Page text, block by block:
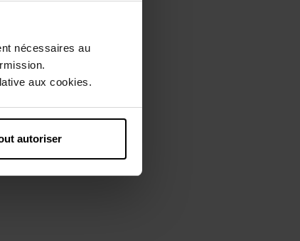
nécessaires au
aux cookies.
autoriser